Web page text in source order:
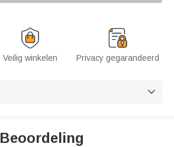
Veilig winkelen Privacy gegarandeerd

Beoordeling